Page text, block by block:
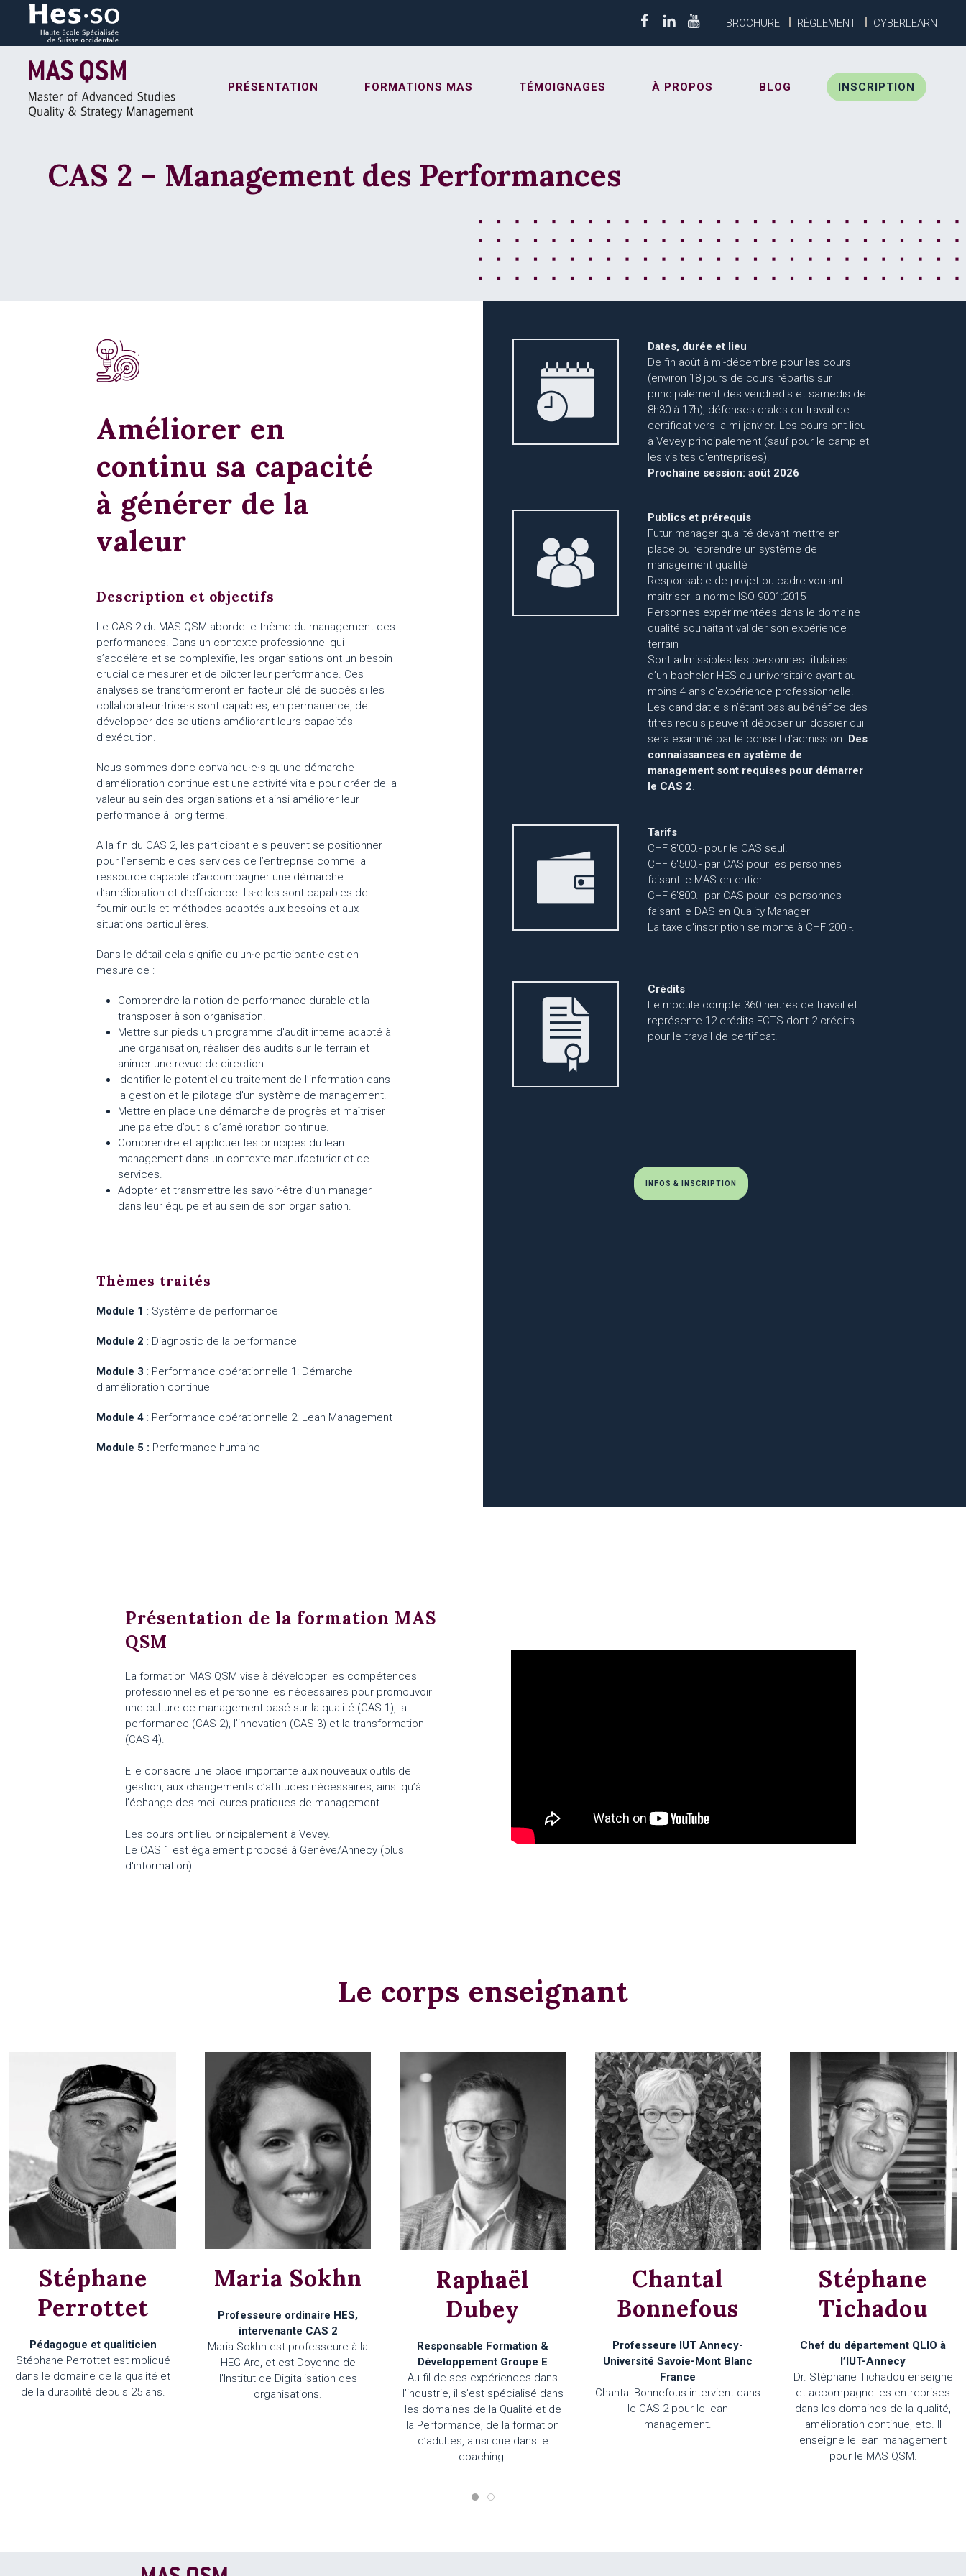
BROCHURE RÈGLEMENT CYBERLEARN
PRÉSENTATION FORMATIONS MAS TÉMOIGNAGES À PROPOS BLOG INSCRIPTION
CAS 2 – Management des Performances
Améliorer en
continu sa capacité
à générer de la
valeur
Description et objectifs
Le CAS 2 du MAS QSM aborde le thème du management des
performances. Dans un contexte professionnel qui
s’accélère et se complexifie, les organisations ont un besoin
crucial de mesurer et de piloter leur performance. Ces
analyses se transformeront en facteur clé de succès si les
collaborateur·trice·s sont capables, en permanence, de
développer des solutions améliorant leurs capacités
d’exécution.
Nous sommes donc convaincu·e·s qu’une démarche
d’amélioration continue est une activité vitale pour créer de la
valeur au sein des organisations et ainsi améliorer leur
performance à long terme.
A la fin du CAS 2, les participant·e·s peuvent se positionner
pour l’ensemble des services de l’entreprise comme la
ressource capable d’accompagner une démarche
d’amélioration et d’efficience. Ils·elles sont capables de
fournir outils et méthodes adaptés aux besoins et aux
situations particulières.
Dans le détail cela signifie qu’un·e participant·e est en
mesure de :
Comprendre la notion de performance durable et la
transposer à son organisation.
Mettre sur pieds un programme d'audit interne adapté à
une organisation, réaliser des audits sur le terrain et
animer une revue de direction.
Identifier le potentiel du traitement de l’information dans
la gestion et le pilotage d’un système de management.
Mettre en place une démarche de progrès et maîtriser
une palette d’outils d’amélioration continue.
Comprendre et appliquer les principes du lean
management dans un contexte manufacturier et de
services.
Adopter et transmettre les savoir-être d’un manager
dans leur équipe et au sein de son organisation.
Thèmes traités
Module 1 : Système de performance
Module 2 : Diagnostic de la performance
Module 3 : Performance opérationnelle 1: Démarche
d'amélioration continue
Module 4 : Performance opérationnelle 2: Lean Management
Module 5 : Performance humaine
Dates, durée et lieu
De fin août à mi-décembre pour les cours
(environ 18 jours de cours répartis sur
principalement des vendredis et samedis de
8h30 à 17h), défenses orales du travail de
certificat vers la mi-janvier. Les cours ont lieu
à Vevey principalement (sauf pour le camp et
les visites d'entreprises).
Prochaine session: août 2026
Publics et prérequis
Futur manager qualité devant mettre en
place ou reprendre un système de
management qualité
Responsable de projet ou cadre voulant
maitriser la norme ISO 9001:2015
Personnes expérimentées dans le domaine
qualité souhaitant valider son expérience
terrain
Sont admissibles les personnes titulaires
d’un bachelor HES ou universitaire ayant au
moins 4 ans d'expérience professionnelle.
Les candidat·e·s n’étant pas au bénéfice des
titres requis peuvent déposer un dossier qui
sera examiné par le conseil d’admission. Des
connaissances en système de
management sont requises pour démarrer
le CAS 2.
Tarifs
CHF 8'000.- pour le CAS seul.
CHF 6'500.- par CAS pour les personnes
faisant le MAS en entier
CHF 6'800.- par CAS pour les personnes
faisant le DAS en Quality Manager
La taxe d'inscription se monte à CHF 200.-.
Crédits
Le module compte 360 heures de travail et
représente 12 crédits ECTS dont 2 crédits
pour le travail de certificat.
INFOS & INSCRIPTION
Présentation de la formation MAS
QSM
La formation MAS QSM vise à développer les compétences
professionnelles et personnelles nécessaires pour promouvoir
une culture de management basé sur la qualité (CAS 1), la
performance (CAS 2), l’innovation (CAS 3) et la transformation
(CAS 4).
Elle consacre une place importante aux nouveaux outils de
gestion, aux changements d’attitudes nécessaires, ainsi qu’à
l’échange des meilleures pratiques de management.
Les cours ont lieu principalement à Vevey.
Le CAS 1 est également proposé à Genève/Annecy (plus
d'information)
Le corps enseignant
Stéphane
Perrottet
Pédagogue et qualiticien
Stéphane Perrottet est mpliqué
dans le domaine de la qualité et
de la durabilité depuis 25 ans.
Maria Sokhn
Professeure ordinaire HES,
intervenante CAS 2
Maria Sokhn est professeure à la
HEG Arc, et est Doyenne de
l'Institut de Digitalisation des
organisations.
Raphaël
Dubey
Responsable Formation &
Développement Groupe E
Au fil de ses expériences dans
l’industrie, il s’est spécialisé dans
les domaines de la Qualité et de
la Performance, de la formation
d’adultes, ainsi que dans le
coaching.
Chantal
Bonnefous
Professeure IUT Annecy-
Université Savoie-Mont Blanc
France
Chantal Bonnefous intervient dans
le CAS 2 pour le lean
management.
Stéphane
Tichadou
Chef du département QLIO à
l’IUT-Annecy
Dr. Stéphane Tichadou enseigne
et accompagne les entreprises
dans les domaines de la qualité,
amélioration continue, etc. Il
enseigne le lean management
pour le MAS QSM.